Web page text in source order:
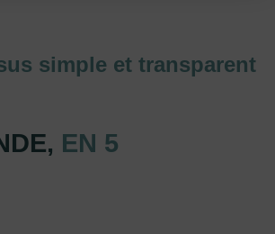
simple et transparent
EN 5